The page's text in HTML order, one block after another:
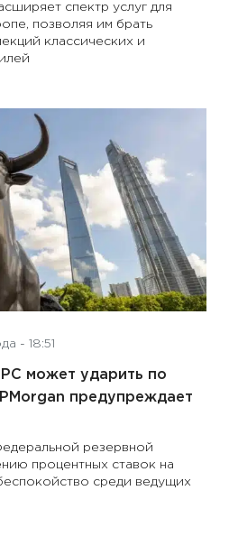
спектр услуг для
позволяя им брать
классических и
- 18:51
может ударить по
предупреждает
резервной
процентных ставок на
среди ведущих